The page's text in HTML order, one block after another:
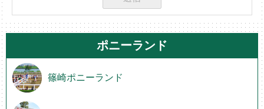
ポニーランド
篠崎ポニーランド